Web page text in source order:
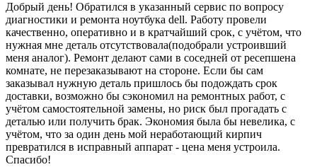
Добрый день! Обратился в указанный сервис по вопросу
диагностики и ремонта ноутбука dell. Работу провели
качественно, оперативно и в кратчайший срок, с учётом, что
нужная мне деталь отсутствовала(подобрали устроивший
меня аналог). Ремонт делают сами в соседней от ресепшена
комнате, не перезаказывают на стороне. Если бы сам
заказывал нужную деталь пришлось бы подождать срок
доставки, возможно бы сэкономил на ремонтных работ, с
учётом самостоятельной замены, но риск был прогадать с
деталью или получить брак. Экономия была бы невелика, с
учётом, что за один день мой неработающий кирпич
превратился в исправный аппарат - цена меня устроила.
Спасибо!